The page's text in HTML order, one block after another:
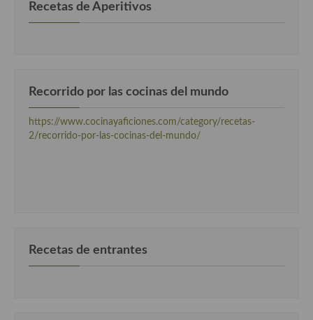
Recetas de Aperitivos
Recorrido por las cocinas del mundo
https://www.cocinayaficiones.com/category/recetas-
2/recorrido-por-las-cocinas-del-mundo/
Recetas de entrantes